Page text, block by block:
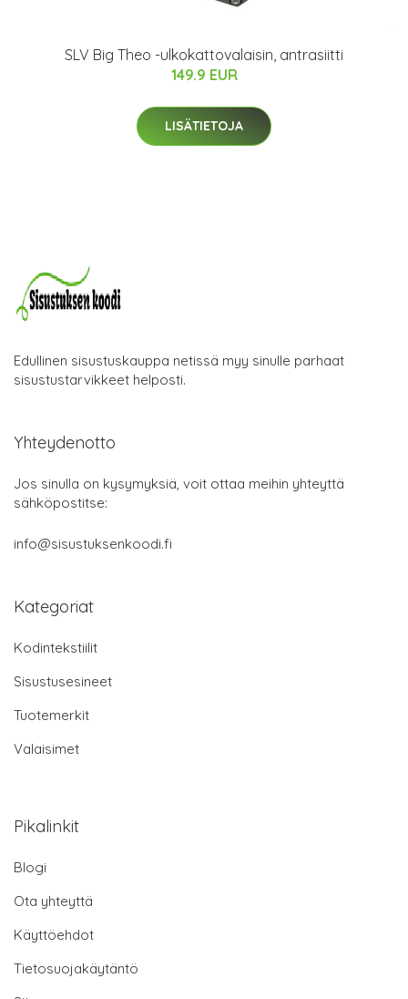
SLV Big Theo -ulkokattovalaisin, antrasiitti
149.9 EUR
LISÄTIETOJA
Edullinen sisustuskauppa netissä myy sinulle parhaat
sisustustarvikkeet helposti.
Yhteydenotto
Jos sinulla on kysymyksiä, voit ottaa meihin yhteyttä
sähköpostitse:
info@sisustuksenkoodi.fi
Kategoriat
Kodintekstiilit
Sisustusesineet
Tuotemerkit
Valaisimet
Pikalinkit
Blogi
Ota yhteyttä
Käyttöehdot
Tietosuojakäytäntö